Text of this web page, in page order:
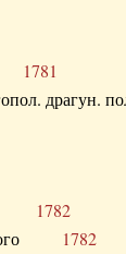
1781
1782
1782